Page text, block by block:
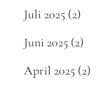
Juli 2025 (2)
Juni 2025 (2)
April 2025 (2)